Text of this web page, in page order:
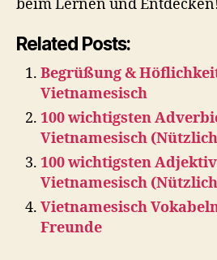
beim Lernen und Entdecken!
Related Posts:
Begrüßung &
Vietnamesisch
100 wichtigsten
Vietnamesisch
100 wichtigsten
Vietnamesisch
Vietnamesisch
Freunde